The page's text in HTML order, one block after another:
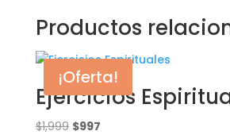
Productos
¡Oferta!
Ejercicios
$1,999 El
$997El